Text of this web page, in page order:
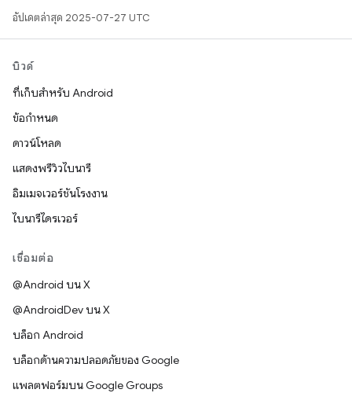
อัปเดตล่าสุด 2025-07-27 UTC
บิวด์
ที่เก็บสำหรับ Android
ข้อกำหนด
ดาวน์โหลด
แสดงพรีวิวไบนารี
อิมเมจเวอร์ชันโรงงาน
ไบนารีไดรเวอร์
เชื่อมต่อ
@Android บน X
@AndroidDev บน X
บล็อก Android
บล็อกด้านความปลอดภัยของ Google
แพลตฟอร์มบน Google Groups